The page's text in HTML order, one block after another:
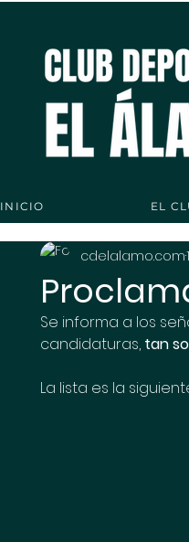
INICIO EL
cdelalamo.com
Se informa a los
candidaturas, tan
La lista es la